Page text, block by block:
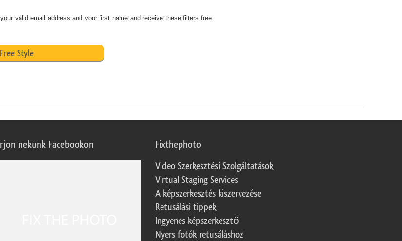
valid email address and your first name and receive these filters free
Style
nekünk Facebookon Fixthephoto
Video Szerkesztési Szolgáltatások
Virtual Staging Services
A képszerkesztés kiszervezése
Retusálási tippek
Ingyenes képszerkesztő
Nyers fotók retusáláshoz